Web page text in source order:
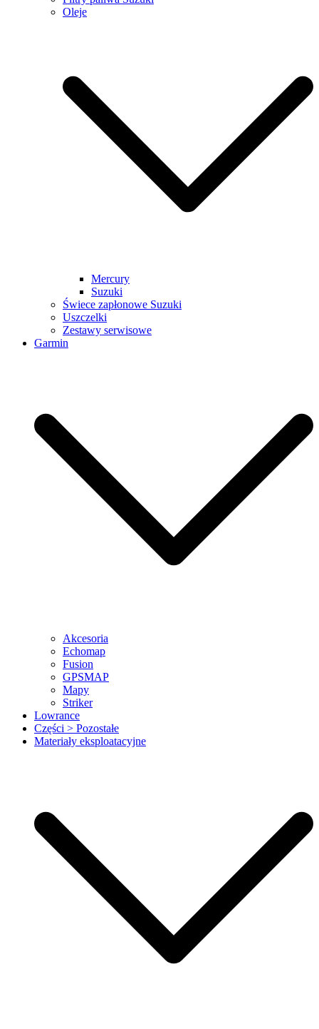
Oleje
Mercury
Suzuki
Świece zapłonowe Suzuki
Uszczelki
Zestawy serwisowe
Garmin
Akcesoria
Echomap
Fusion
GPSMAP
Mapy
Striker
Lowrance
Części > Pozostałe
Materiały eksploatacyjne